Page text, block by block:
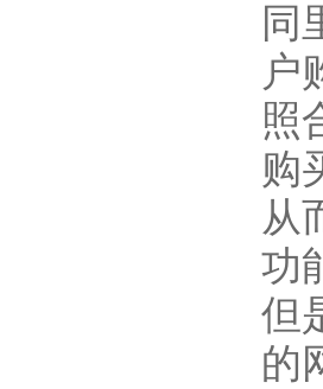
同
户
照
购
从
功
但
的